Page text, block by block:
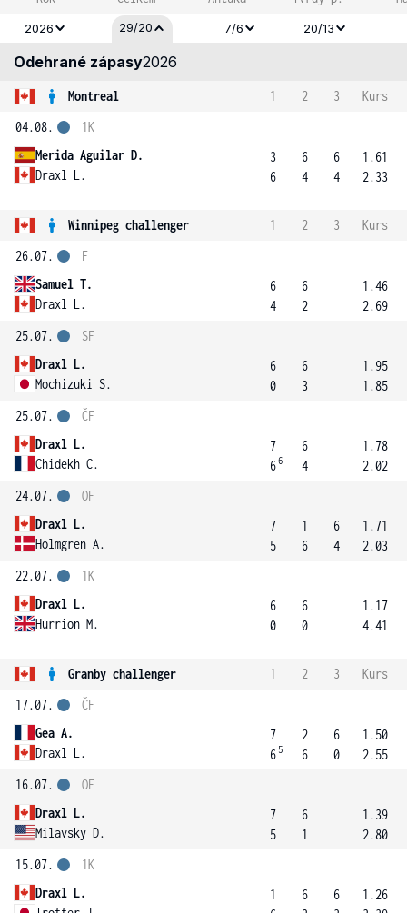
2026 29/20 7/6 20/13
Odehrané zápasy2026
Montreal 1 2 3
Kurs
04.08.
Merida Aguilar D.
Draxl L.
1K
3
6
6
4
6
4
1.61
2.33
Winnipeg challenger 1 2 3
Kurs
26.07.
Samuel T.
Draxl L.
F
6
4
6
2
1.46
2.69
25.07.
Draxl L.
Mochizuki S.
SF
6
0
6
3
1.95
1.85
25.07.
Draxl L.
Chidekh C.
ČF
7
66
6
4
1.78
2.02
24.07.
Draxl L.
Holmgren A.
OF
7
5
1
6
6
4
1.71
2.03
22.07.
Draxl L.
Hurrion M.
1K
6
0
6
0
1.17
4.41
Granby challenger 1 2 3
Kurs
17.07.
Gea A.
Draxl L.
ČF
7
6 5
2
6
6
0
1.50
2.55
16.07.
Draxl L.
Milavsky D.
OF
7
5
6
1
1.39
2.80
15.07.
Draxl L.
1K
1
6
6
1.26